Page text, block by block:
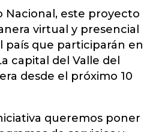
Nacional, este proyecto
virtual y presencial
país que participarán en
capital del Valle del
desde el próximo 10
queremos poner